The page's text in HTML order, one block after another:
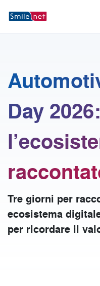
Day 2026:
Tre giorni per
ecosistema
per ricordare il